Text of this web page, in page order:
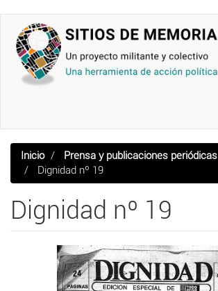
contenido
principal
Inicio
Prensa y publicaciones periódicas
Dignidad nº 19
Dignidad nº 19